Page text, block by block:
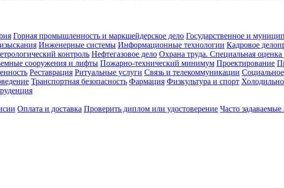
Горная промышленность и маркшейдерское дело Государственное и
Инженерные системы Информационные технологии Кадровое
контроль Нефтегазовое дело Охрана труда. Специальная
сооружения и лифты Пожарно-технический минимум Проектирование
Реставрация Ритуальные услуги Связь и телекоммуникации
Транспортная безопасность Фармация Физкультура и спорт
Оплата и доставка Проверить диплом или удостоверение Часто